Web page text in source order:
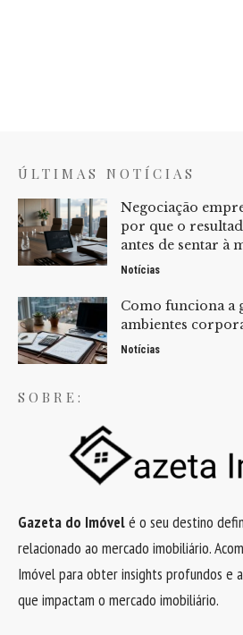
ÚLTIMAS NOTÍCIAS
Negociação
por que o
antes de sentar à
Notícias
Como funciona a
ambientes
Notícias
SOBRE:
Gazeta do Imóvelé o seu destino
relacionado ao mercado imobiliário.
Imóvel para obter insights profundos e
que impactam o mercado imobiliário.